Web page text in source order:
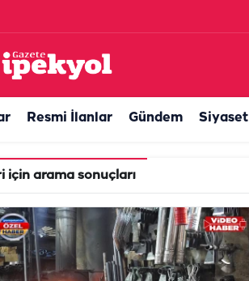
Resmi İlanlar Gündem Siyaset
için arama sonuçları